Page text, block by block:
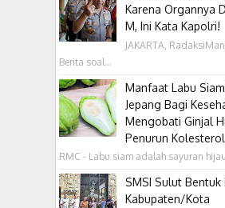
Karena Organnya
M, Ini Kata Kapolri!
JAKARTA,
Berita soal...
Manfaat Labu
Jepang Bagi
Mengobati Ginjal
Penurun Kolesterol
RMC - Labu siam adalah sayuran
SMSI Sulut Bentuk
Kabupaten/Kota